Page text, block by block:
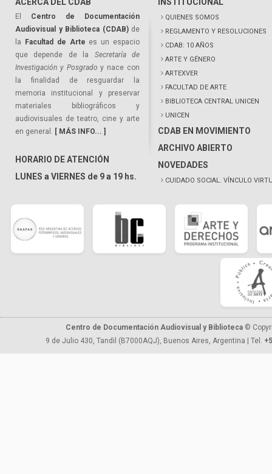
El Centro de Documentación
Audiovisual y Biblioteca (CDAB)de
la
Facultad de Arte es un espacio
que depende de la Secretaría de
Investigación y Posgrado y nace con
la finalidad de resguardar la
memoria institucional y preservar
materiales bibliográficos y
audiovisuales de teatro, cine y arte
en general. [ MÁS INFO... ]
HORARIO DE ATENCIÓN
LUNES a VIERNES de 9 a 19 hs.
QUIENES SOMOS
REGLAMENTO Y RESOLUCIONES
CDAB: 10 AÑOS
ARTE Y GÉNERO
ARTEXVER
FACULTAD DE ARTE
BIBLIOTECA CENTRAL UNICEN
UNICEN
CDAB EN MOVIMIENTO
ARCHIVO ABIERTO
NOVEDADES
CUIDADO SOCIAL. VÍNCULO
Centro de Documentación Audiovisual y Biblioteca ©
9 de Julio 430, Tandil (B7000AQJ), Buenos Aires, Argentina | Tel.